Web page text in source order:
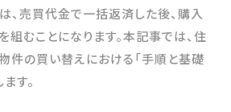
、売買代金で一括返済した後、購入
むことになります。本記事では、住
件の買い替えにおける「手順と基礎
す。